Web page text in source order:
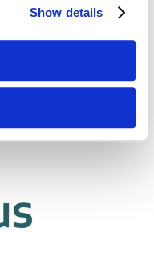
Show details